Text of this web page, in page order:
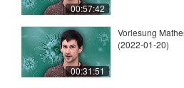
00:57:42
00:31:51
Vorlesung
(2022-01-20)